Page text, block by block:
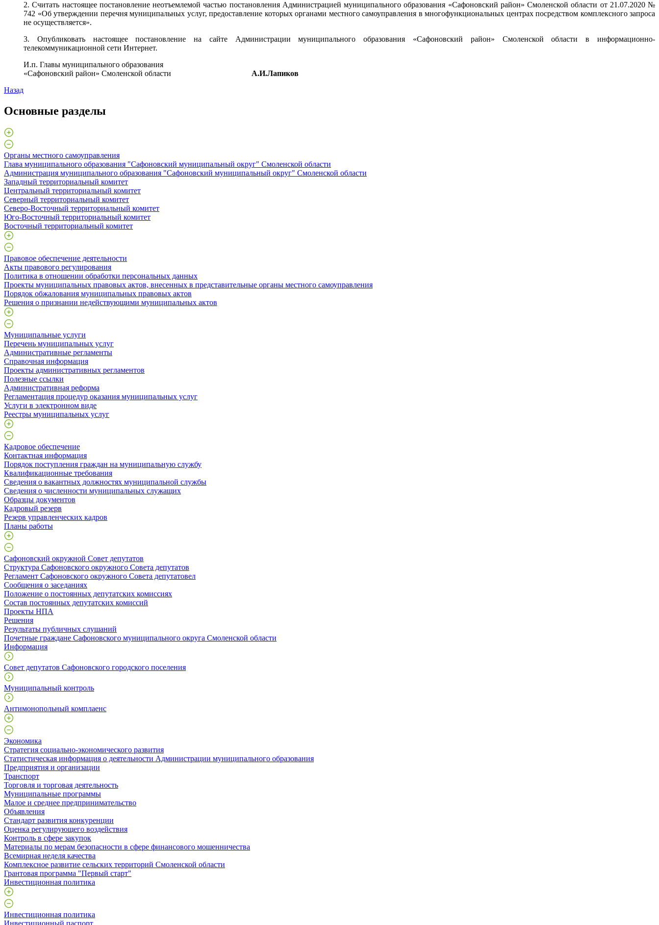
2. Считать настоящее постановление неотъемлемой частью постановления Администрацией муниципального образования «Сафоновский район» Смоленской области от 21.07.2020 №
742 «Об утверждении перечня муниципальных услуг, предоставление которых органами местного самоуправления в многофункциональных центрах посредством комплексного запроса
не осуществляется».
3. Опубликовать настоящее постановление на сайте Администрации муниципального образования «Сафоновский район» Смоленской области в информационно-
телекоммуникационной сети Интернет.
И.п. Главы муниципального образования
«Сафоновский район» Смоленской области А.И.Лапиков
Назад
Основные разделы
Органы местного самоуправления
Глава муниципального образования "Сафоновский муниципальный округ" Смоленской области
Администрация муниципального образования "Сафоновский муниципальный округ" Смоленской области
Западный территориальный комитет
Центральный территориальный комитет
Северный территориальный комитет
Северо-Восточный территориальный комитет
Юго-Восточный территориальный комитет
Восточный территориальный комитет
Правовое обеспечение деятельности
Акты правового регулирования
Политика в отношении обработки персональных данных
Проекты муниципальных правовых актов, внесенных в представительные органы местного самоуправления
Порядок обжалования муниципальных правовых актов
Решения о признании недействующими муниципальных актов
Муниципальные услуги
Перечень муниципальных услуг
Административные регламенты
Справочная информация
Проекты административных регламентов
Полезные ссылки
Административная реформа
Регламентация процедур оказания муниципальных услуг
Услуги в электронном виде
Реестры муниципальных услуг
Кадровое обеспечение
Контактная информация
Порядок поступления граждан на муниципальную службу
Квалификационные требования
Сведения о вакантных должностях муниципальной службы
Сведения о численности муниципальных служащих
Образцы документов
Кадровый резерв
Резерв управленческих кадров
Планы работы
Сафоновский окружной Совет депутатов
Структура Сафоновского окружного Совета депутатов
Регламент Сафоновского окружного Совета депутатовел
Сообщения о заседаниях
Положение о постоянных депутатских комиссиях
Состав постоянных депутатских комиссий
Проекты НПА
Решения
Результаты публичных слушаний
Почетные граждане Сафоновского муниципального округа Смоленской области
Информация
Совет депутатов Сафоновского городского поселения
Муниципальный контроль
Антимонопольный комплаенс
Экономика
Стратегия социально-экономического развития
Статистическая информация о деятельности Администрации муниципального образования
Предприятия и организации
Транспорт
Торговля и торговая деятельность
Муниципальные программы
Малое и среднее предпринимательство
Объявления
Стандарт развития конкуренции
Оценка регулирующего воздействия
Контроль в сфере закупок
Материалы по мерам безопасности в сфере финансового мошенничества
Всемирная неделя качества
Комплексное развитие сельских территорий Смоленской области
Грантовая программа "Первый старт"
Инвестиционная политика
Инвестиционная политика
Инвестиционный паспорт